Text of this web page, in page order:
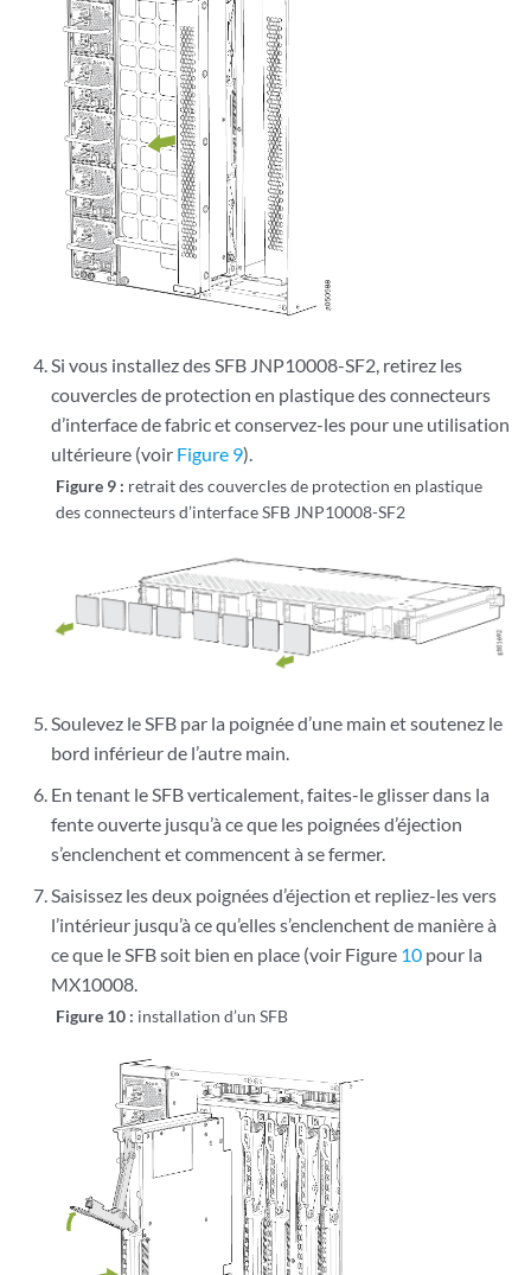
Si vous installez des SFB JNP10008-SF2, retirez les
couvercles de protection en plastique des connecteurs
d’interface de fabric et conservez-les pour une utilisation
ultérieure (voir Figure 9).
Figure 9 : retrait des couvercles de protection en plastique
des connecteurs d’interface SFB JNP10008-SF2
Soulevez le SFB par la poignée d’une main et soutenez le
bord inférieur de l’autre main.
En tenant le SFB verticalement, faites-le glisser dans la
fente ouverte jusqu’à ce que les poignées d’éjection
s’enclenchent et commencent à se fermer.
Saisissez les deux poignées d’éjection et repliez-les vers
l’intérieur jusqu’à ce qu’elles s’enclenchent de manière à
ce que le SFB soit bien en place (voir Figure 10 pour la
MX10008.
Figure 10 : installation d’un SFB